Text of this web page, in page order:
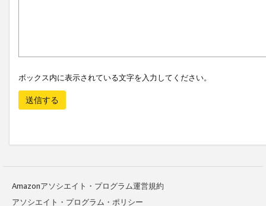
ボックス内に表示されている文字を入力してください。
送信する
Amazonアソシエイト・プログラム運営規約
アソシエイト・プログラム・ポリシー